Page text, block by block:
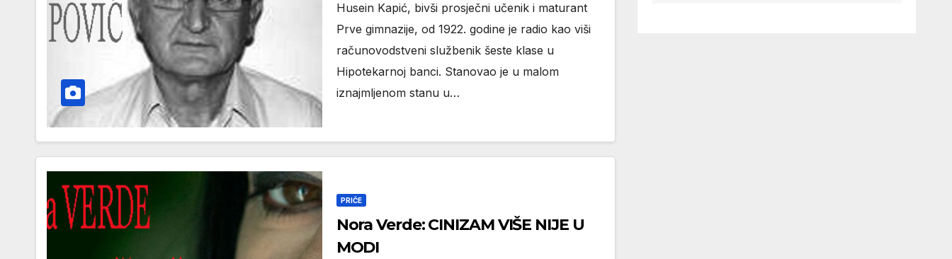
Husein Kapić, bivši prosječni učenik i maturant
Prve gimnazije, od 1922. godine je radio kao viši
računovodstveni službenik šeste klase u
Hipotekarnoj banci. Stanovao je u malom
iznajmljenom stanu u…
PRIČE
Nora Verde: CINIZAM VIŠE NIJE U
MODI